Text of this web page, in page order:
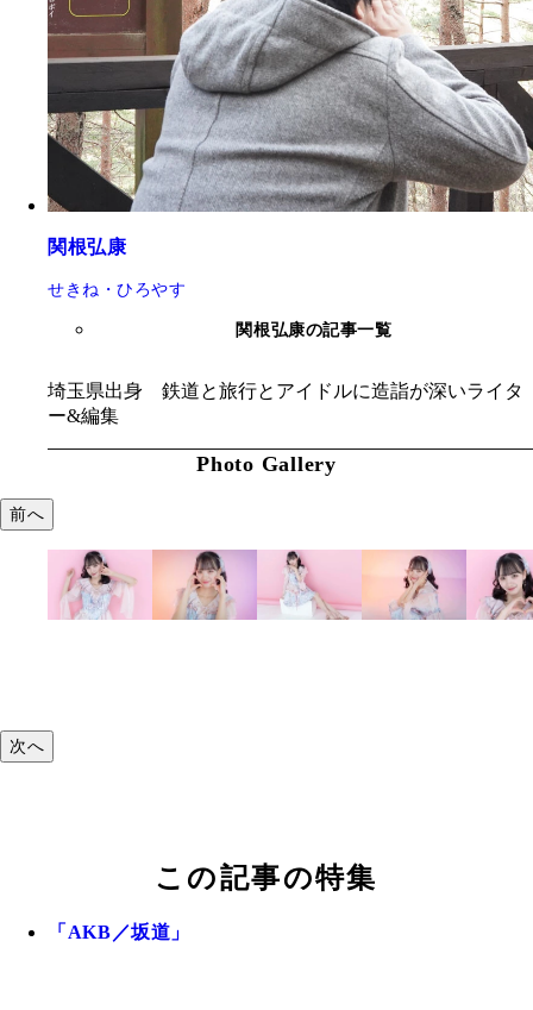
関根弘康
せきね・ひろやす
関根弘康の記事一覧
埼玉県出身 鉄道と旅行とアイドルに造詣が深いライタ
ー&編集
Photo Gallery
前へ
次へ
この記事の特集
「AKB／坂道」